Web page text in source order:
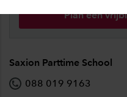
Plan een
Saxion Parttime School
088 019 9163